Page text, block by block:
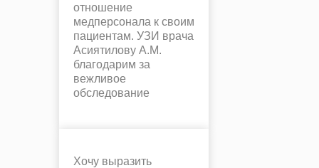
отношение
медперсонала к своим
пациентам. УЗИ врача
Асиятилову А.М.
благодарим за
вежливое
обследование
Хочу выразить